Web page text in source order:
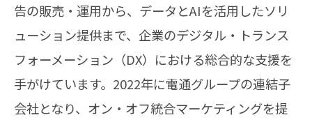
告の販売・運用から、データとAIを活用したソリ
ューション提供まで、企業のデジタル・トランス
フォーメーション（DX）における総合的な支援を
手がけています。2022年に電通グループの連結子
会社となり、オン・オフ統合マーケティングを提